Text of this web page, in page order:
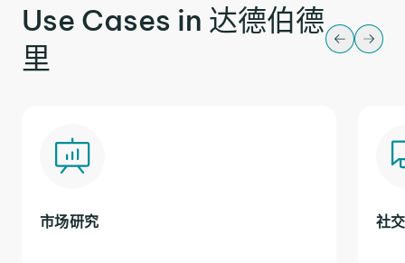
Use Cases in 达德伯德
里
市场研究 社